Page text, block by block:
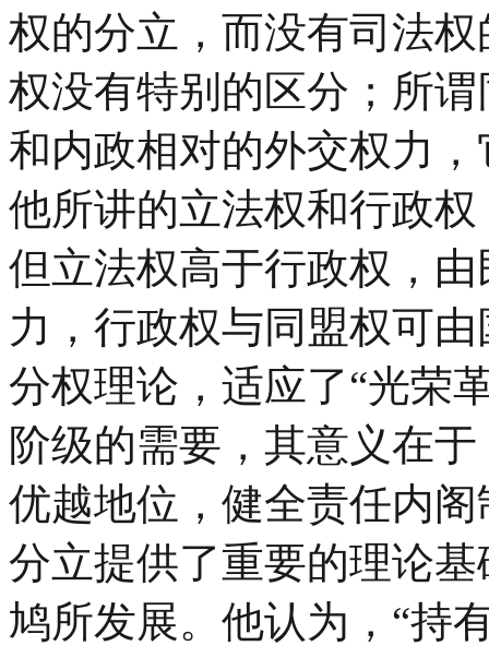
权的分立，而没有司法
权没有特别的区分；所
和内政相对的外交权力
他所讲的立法权和行政
但立法权高于行政权，
力，行政权与同盟权可
分权理论，适应了“光荣
阶级的需要，其意义在
优越地位，健全责任内
分立提供了重要的理论
鸠所发展。他认为，“持